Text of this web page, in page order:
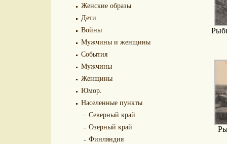
Женские образы
Дети
Войны
Мужчины и женщины
События
Мужчины
Женщины
Юмор.
Населенные пункты
Северный край
Озерный край
Финляндия